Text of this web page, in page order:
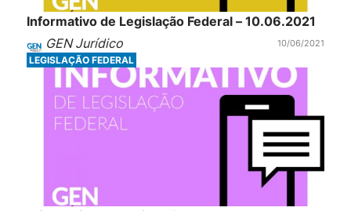
Informativo de Legislação Federal – 10.06.2021
GEN Jurídico
10/06/2021
LEGISLAÇÃO FEDERAL